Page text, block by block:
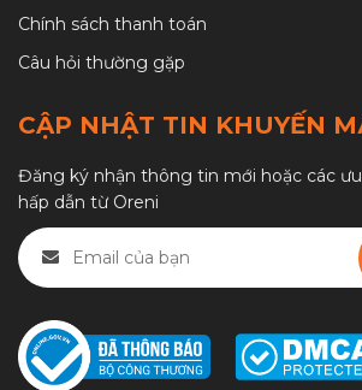
Chính sách thanh toán
Câu hỏi thường gặp
CẬP NHẬT TIN KHUYẾN
Đăng ký nhận thông tin mới hoặc các
hấp dẫn từ Oreni